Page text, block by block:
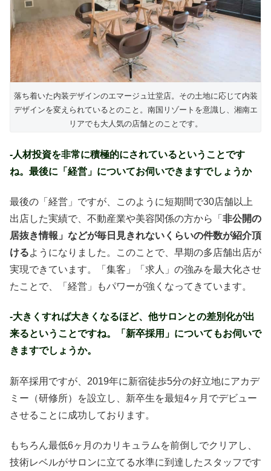
落ち着いた内装デザインのエマージュ辻堂店。その土地に応じて内装
デザインを変えられているとのこと。南国リゾートを意識し、湘南エ
リアでも大人気の店舗とのことです。
-人材投資を非常に積極的にされているということです
ね。最後に「経営」についてお伺いできますでしょうか
最後の「経営」ですが、このように短期間で30店舗以上
出店した実績で、不動産業や美容関係の方から「 非公開の
居抜き情報」などが毎日見きれないくらいの件数が紹介頂
けるようになりました。このことで、早期の多店舗出店が
実現できています。「集客」「求人」の強みを最大化させ
たことで、「経営」もパワーが強くなってきています。
-大きくすれば大きくなるほど、他サロンとの差別化が出
来るということですね。「新卒採用」についてもお伺いで
きますでしょうか。
新卒採用ですが、2019年に新宿徒歩5分の好立地にアカデ
ミー（研修所）を設立し、新卒生を最短4ヶ月でデビュー
させることに成功しております。
もちろん最低6ヶ月のカリキュラムを前倒しでクリアし、
技術レベルがサロンに立てる水準に到達したスタッフです